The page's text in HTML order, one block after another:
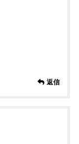
返信